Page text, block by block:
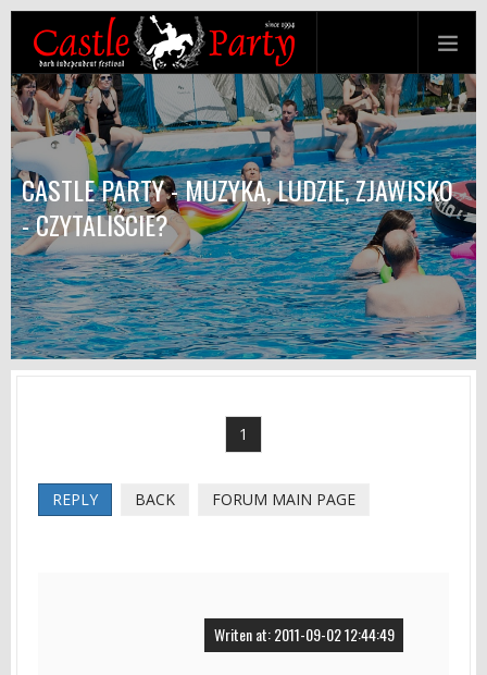
CASTLE PARTY - MUZYKA, LUDZIE, ZJAWISKO
- CZYTALIŚCIE?
1
REPLY BACK FORUM MAIN PAGE
Writen at: 2011-09-02 12:44:49